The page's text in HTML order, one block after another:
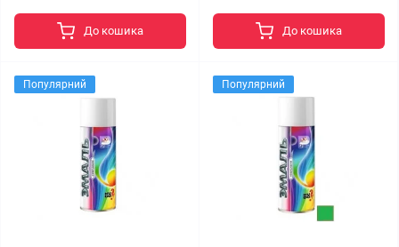
До кошика До кошика
Популярний Популярний